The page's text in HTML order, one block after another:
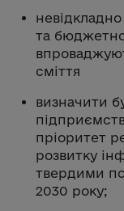
та
сміття
визначити
пріоритет
розвитку
твердими
2030 року;